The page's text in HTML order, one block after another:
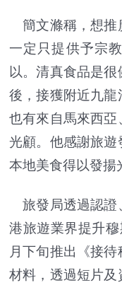
簡文滌稱，想推
一定只提供予宗
以。清真食品是
後，接獲附近九龍
也有來自馬來西亞
光顧。他感謝旅
本地美食得以發揚
旅發局透過認證
港旅遊業界提升
月下旬推出《接
材料，透過短片